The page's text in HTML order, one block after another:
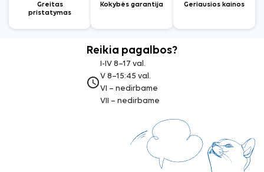
Greitas
pristatymas
Kokybės garantija Geriausios kainos
Reikia pagalbos?
access_time
I-IV 8–17 val.
V 8–15:45 val.
VI – nedirbame
VII – nedirbame